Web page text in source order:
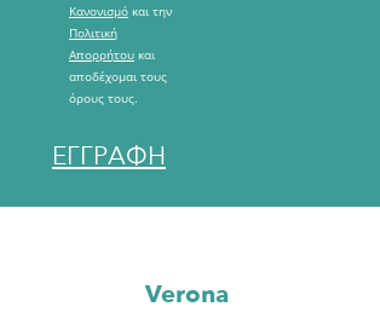
Κανονισμό και την
Πολιτική
Απορρήτου και
αποδέχομαι τους
όρους τους.
ΕΓΓΡΑΦΗ
Verona